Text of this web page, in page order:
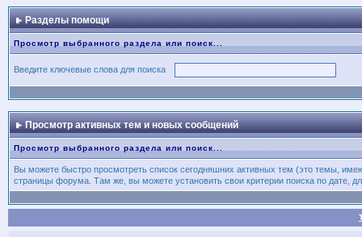
Разделы помощи
Просмотр выбранного раздела или поиск...
Введите ключевые слова для поиска
Просмотр активных тем и новых сообщений
Просмотр выбранного раздела или поиск...
Вы можете быстро просмотреть список сегодняшних активных тем (это темы,
страницы форума. Там же, вы можете установить свои критерии поиска по дате,